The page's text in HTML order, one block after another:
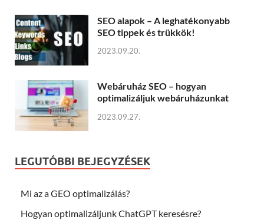
SEO alapok – A leghatékonyabb
SEO tippek és trükkök!
2023.09.20.
Webáruház SEO – hogyan
optimalizáljuk webáruházunkat
2023.09.27.
LEGUTÓBBI BEJEGYZÉSEK
Mi az a GEO optimalizálás?
Hogyan optimalizáljunk ChatGPT keresésre?